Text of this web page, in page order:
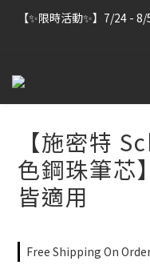
【雷雕訂單出貨暫停】
訂單」
【✨限時活動✨】7/24 -
【雷雕訂單出貨暫停】7/
【施密特
色鋼珠筆芯
皆適用
Free Shipping On